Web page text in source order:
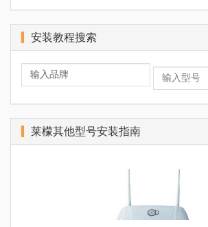
安装教程搜索
莱檬其他型号安装指南